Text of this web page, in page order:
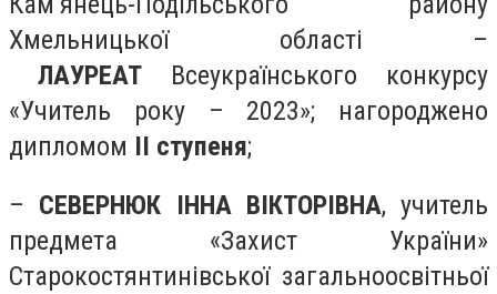
Хмельницької області –
ЛАУРЕАТ Всеукраїнського конкурсу
«Учитель року – 2023»; нагороджено
дипломом ІІ ступеня;
– СЕВЕРНЮК ІННА ВІКТОРІВНА, учитель
предмета «Захист України»
Старокостянтинівської загальноосвітньої